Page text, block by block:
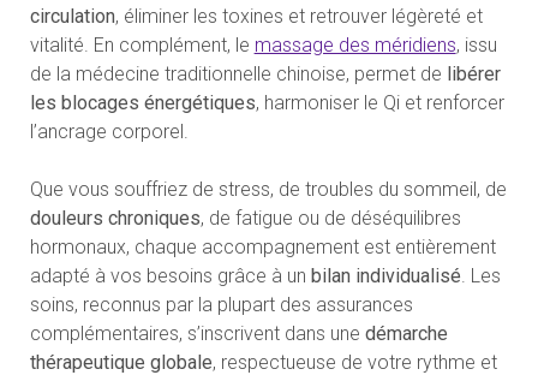
circulation, éliminer les toxines et retrouver légèreté et
vitalité. En complément, le massage des méridiens, issu
de la médecine traditionnelle chinoise, permet de libérer
les blocages énergétiques, harmoniser le Qi et renforcer
l’ancrage corporel.
Que vous souffriez de stress, de troubles du sommeil, de
douleurs chroniques, de fatigue ou de déséquilibres
hormonaux, chaque accompagnement est entièrement
adapté à vos besoins grâce à un bilan individualisé . Les
soins, reconnus par la plupart des assurances
complémentaires, s’inscrivent dans une démarche
thérapeutique globale, respectueuse de votre rythme et